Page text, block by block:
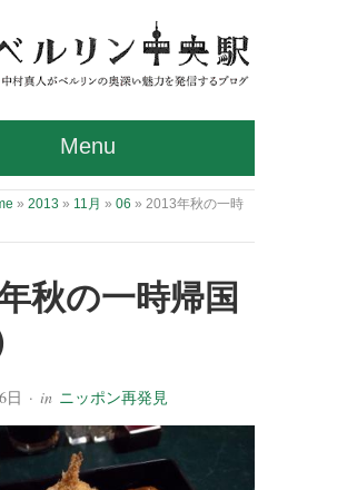
Menu
» 2013 » 11月 » 06 » 2013年秋の一時
秋の一時帰国
日 · in ニッポン再発見